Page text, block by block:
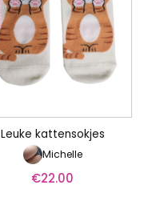
Leuke kattensokjes
Michelle
€22.00